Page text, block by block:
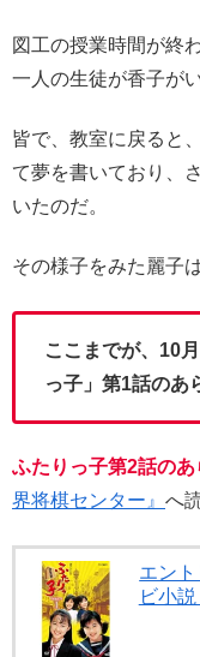
図工の授業時間が終
一人の生徒が香子が
皆で、教室に戻ると
て夢を書いており、
いたのだ。
その様子をみた麗子
ここまでが、10
っ子」第1話のあ
ふたりっ子第2話の
界将棋センター』 へ
エン
ビ小